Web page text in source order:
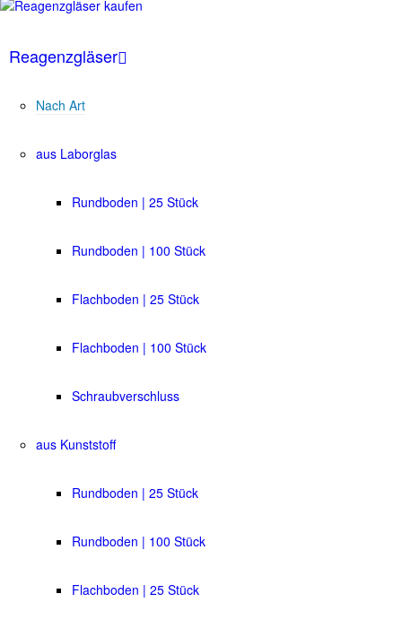
Reagenzgläser
Nach Art
aus Laborglas
Rundboden | 25 Stück
Rundboden | 100 Stück
Flachboden | 25 Stück
Flachboden | 100 Stück
Schraubverschluss
aus Kunststoff
Rundboden | 25 Stück
Rundboden | 100 Stück
Flachboden | 25 Stück